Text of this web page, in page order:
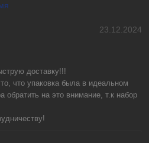
23.12.2024
доставку!!!
что упаковка была в идеальном
обратить на это внимание, т.к набор